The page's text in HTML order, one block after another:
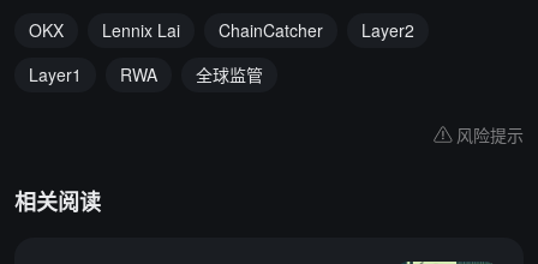
OKX Lennix Lai ChainCatcher
Layer2
Layer1
RWA 全球监管
风险提示
相关阅读